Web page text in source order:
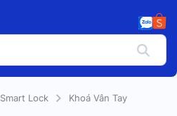
Smart Lock Khoá Vân Tay